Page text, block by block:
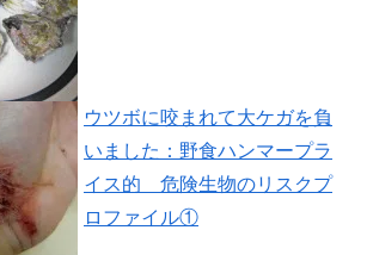
ウツボに咬まれて大ケガを負
いました：野食ハンマープラ
イス的 危険生物のリスクプ
ロファイル①